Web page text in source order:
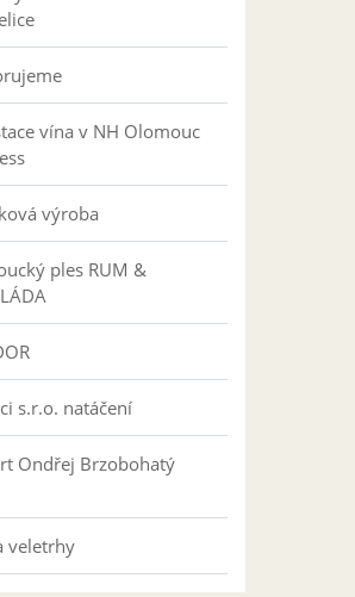
vína v NH Olomouc
výroba
ples RUM &
s.r.o. natáčení
Ondřej Brzobohatý
veletrhy